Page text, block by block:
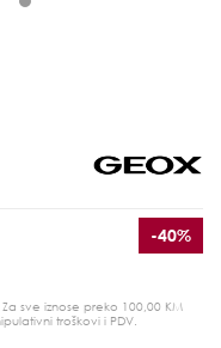
-40%
sve iznose preko 100,00 KM
troškovi i PDV.